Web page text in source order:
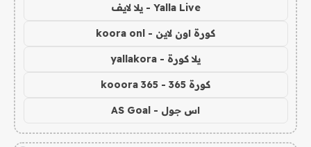
Yalla Live - يلا لايف
كورة اون لاين - koora onl
يلا كورة - yallakora
كورة 365 - kooora 365
اس جول - AS Goal